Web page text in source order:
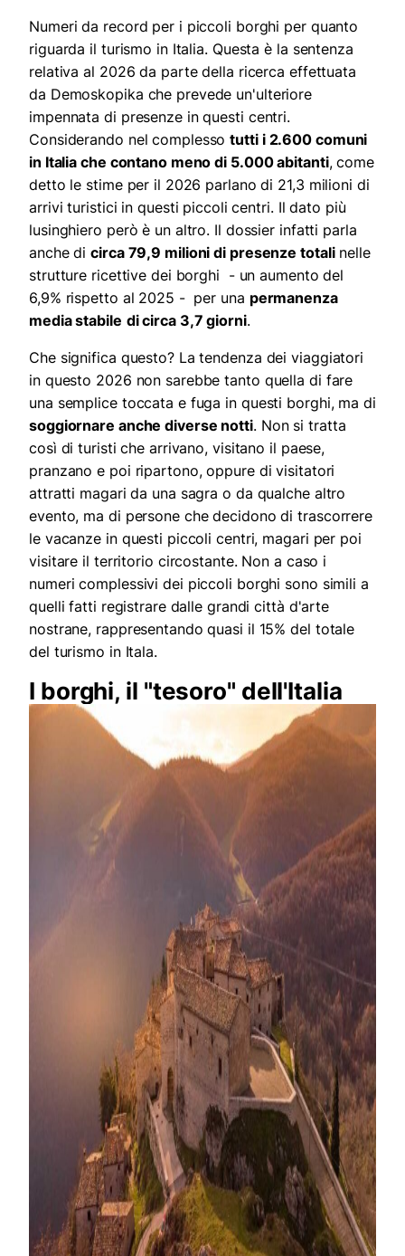
Numeri da record per i piccoli borghi per quanto
riguarda il turismo in Italia. Questa è la sentenza
relativa al 2026 da parte della ricerca effettuata
da Demoskopika che prevede un'ulteriore
impennata di presenze in questi centri.
Considerando nel complessotutti i 2.600 comuni
in Italia che contano meno di 5.000 abitanti, come
detto le stime per il 2026 parlano di 21,3 milioni di
arrivi turistici in questi piccoli centri. Il dato più
lusinghiero però è un altro. Il dossier infatti parla
anche dicirca 79,9 milioni di presenze totalinelle
strutture ricettive dei borghi - un aumento del
6,9% rispetto al 2025 - per una permanenza
media stabile di circa 3,7 giorni.
Che significa questo? La tendenza dei viaggiatori
in questo 2026 non sarebbe tanto quella di fare
una semplice toccata e fuga in questi borghi, ma di
soggiornare anche diverse notti. Non si tratta
così di turisti che arrivano, visitano il paese,
pranzano e poi ripartono, oppure di visitatori
attratti magari da una sagra o da qualche altro
evento, ma di persone che decidono di trascorrere
le vacanze in questi piccoli centri, magari per poi
visitare il territorio circostante. Non a caso i
numeri complessivi dei piccoli borghi sono simili a
quelli fatti registrare dalle grandi città d'arte
nostrane, rappresentando quasi il 15% del totale
del turismo in Itala.
I borghi, il "tesoro" dell'Italia